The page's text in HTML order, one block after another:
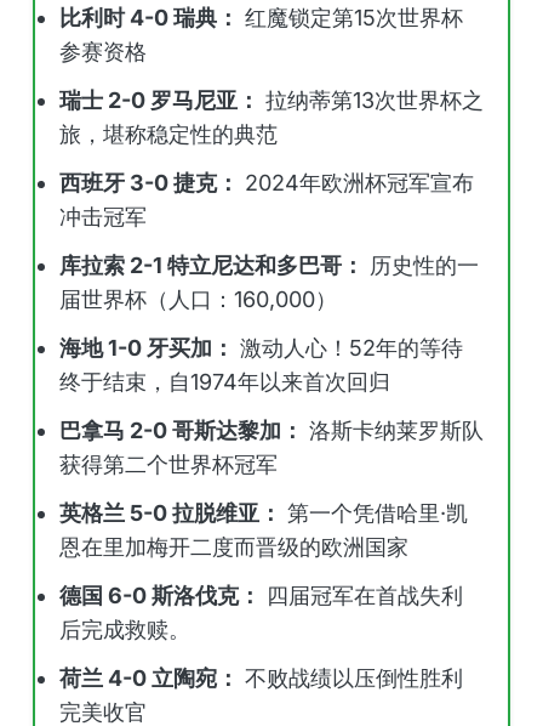
比利时 4-0 瑞典： 红魔锁定第15次世界杯
参赛资格
瑞士 2-0 罗马尼亚： 拉纳蒂第13次世界杯之
旅，堪称稳定性的典范
西班牙 3-0 捷克：
2024年欧洲杯冠军宣布
冲击冠军
库拉索 2-1 特立尼达和多巴哥：
历史性的一
届世界杯（人口：160,000）
海地 1-0 牙买加： 激动人心！52年的等待
终于结束，自1974年以来首次回归
巴拿马 2-0 哥斯达黎加： 洛斯卡纳莱罗斯队
获得第二个世界杯冠军
英格兰 5-0 拉脱维亚： 第一个凭借哈里·凯
恩在里加梅开二度而晋级的欧洲国家
德国 6-0 斯洛伐克：
四届冠军在首战失利
后完成救赎。
荷兰 4-0 立陶宛： 不败战绩以压倒性胜利
完美收官